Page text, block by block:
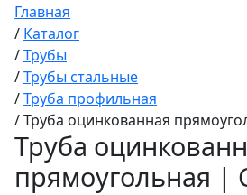
Главная
/ Каталог
/Трубы
/Трубы стальные
/Труба профильная
/Труба оцинкованная
Труба
прямоугольная |